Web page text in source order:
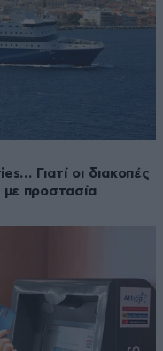
Γιατί οι διακοπές
με προστασία